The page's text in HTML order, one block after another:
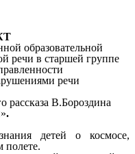
образовательной
речи в старшей группе
речи
рассказа В.Бороздина
.
детей о космосе,
полете.